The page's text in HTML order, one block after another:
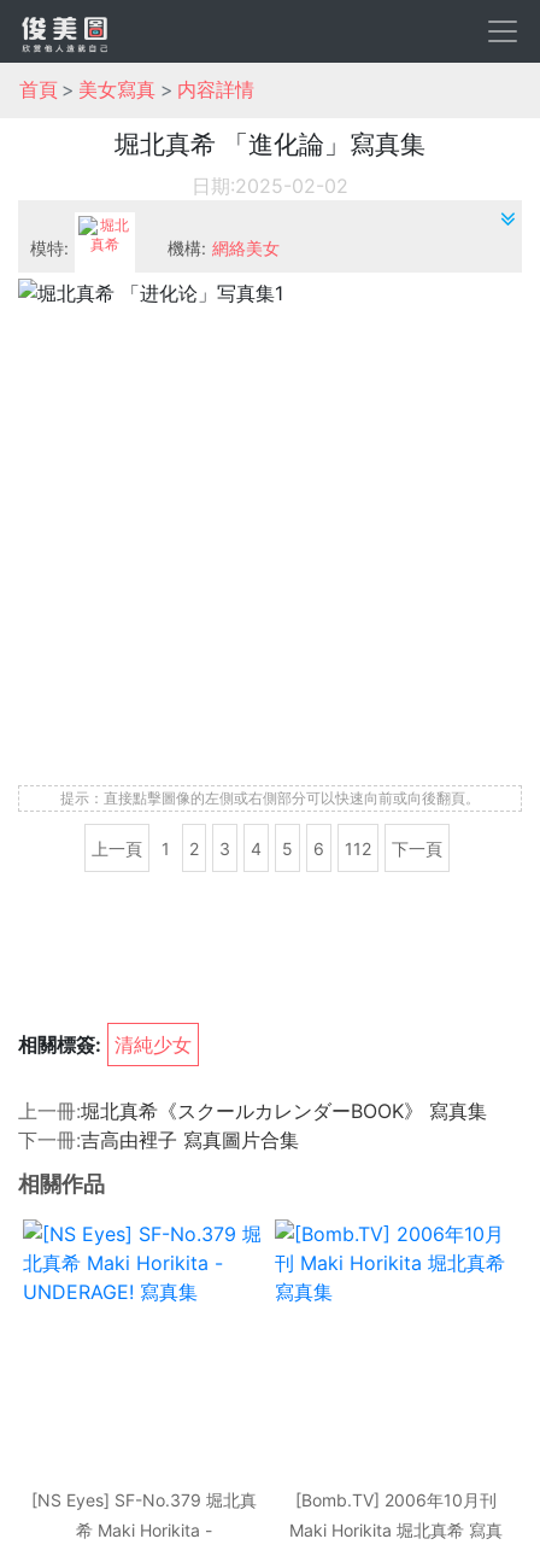
首頁 美女寫真 内容詳情
堀北真希 「進化論」寫真集
日期:2025-02-02
模特:
堀北真希
機構: 網絡美女
提示：直接點擊圖像的左側或右側部分可以快速向前或向後翻頁。
上一頁 1 2 3 4 5 6 112 下一頁
相關標簽: 清純少女
上一冊:堀北真希《スクールカレンダーBOOK》 寫真集
下一冊:吉高由裡子 寫真圖片合集
相關作品
[NS Eyes] SF-No.379 堀北真
希 Maki Horikita -
[Bomb.TV] 2006年10月刊
Maki Horikita 堀北真希 寫真